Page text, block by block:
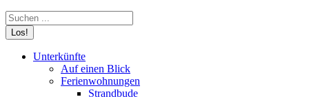
Search:
Unterkünfte
Auf einen Blick
Ferienwohnungen
Strandbude